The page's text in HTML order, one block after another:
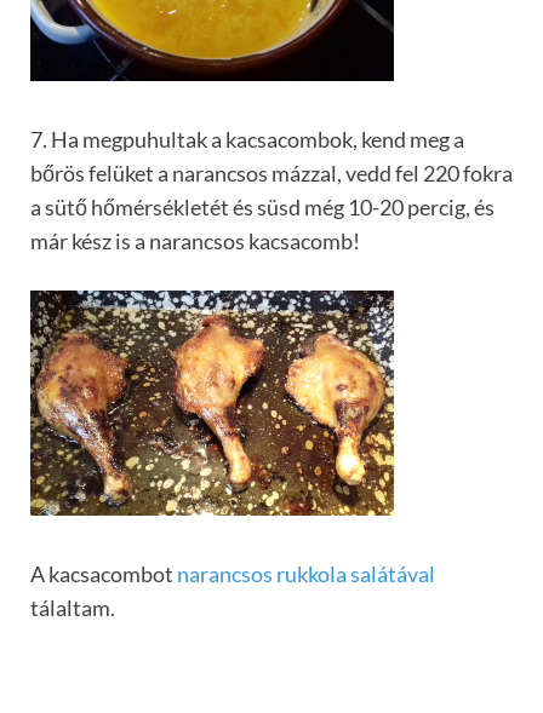
7. Ha megpuhultak a kacsacombok, kend meg a
bőrös felüket a narancsos mázzal, vedd fel 220 fokra
a sütő hőmérsékletét és süsd még 10-20 percig, és
már kész is a narancsos kacsacomb!
A kacsacombot narancsos rukkola salátával
tálaltam.